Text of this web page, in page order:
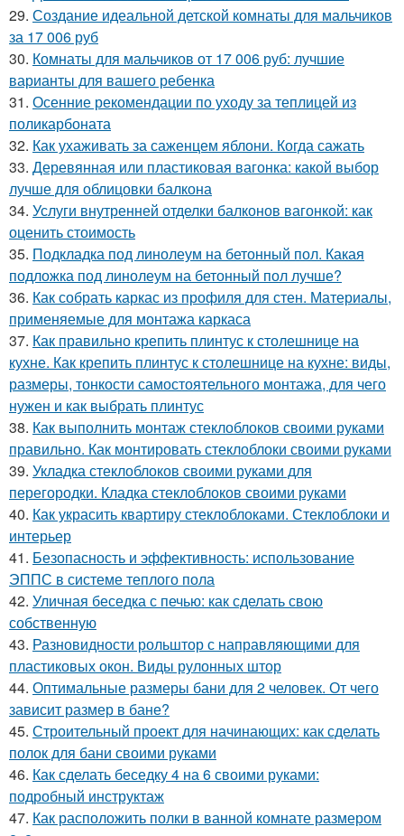
29. Создание идеальной детской комнаты для мальчиков
за 17 006 руб
30. Комнаты для мальчиков от 17 006 руб: лучшие
варианты для вашего ребенка
31. Осенние рекомендации по уходу за теплицей из
поликарбоната
32. Как ухаживать за саженцем яблони. Когда сажать
33. Деревянная или пластиковая вагонка: какой выбор
лучше для облицовки балкона
34. Услуги внутренней отделки балконов вагонкой: как
оценить стоимость
35. Подкладка под линолеум на бетонный пол. Какая
подложка под линолеум на бетонный пол лучше?
36. Как собрать каркас из профиля для стен. Материалы,
применяемые для монтажа каркаса
37. Как правильно крепить плинтус к столешнице на
кухне. Как крепить плинтус к столешнице на кухне: виды,
размеры, тонкости самостоятельного монтажа, для чего
нужен и как выбрать плинтус
38. Как выполнить монтаж стеклоблоков своими руками
правильно. Как монтировать стеклоблоки своими руками
39. Укладка стеклоблоков своими руками для
перегородки. Кладка стеклоблоков своими руками
40. Как украсить квартиру стеклоблоками. Стеклоблоки и
интерьер
41. Безопасность и эффективность: использование
ЭППС в системе теплого пола
42. Уличная беседка с печью: как сделать свою
собственную
43. Разновидности рольштор с направляющими для
пластиковых окон. Виды рулонных штор
44. Оптимальные размеры бани для 2 человек. От чего
зависит размер в бане?
45. Строительный проект для начинающих: как сделать
полок для бани своими руками
46. Как сделать беседку 4 на 6 своими руками:
подробный инструктаж
47. Как расположить полки в ванной комнате размером